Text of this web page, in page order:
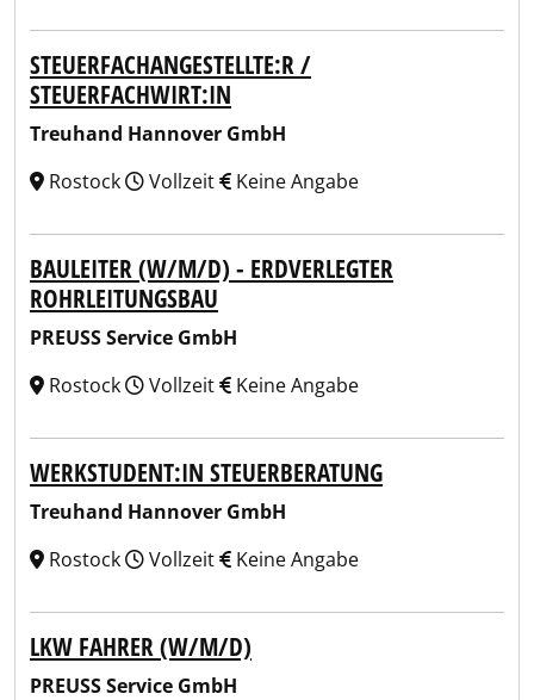
STEUERFACHANGESTELLTE:R /
STEUERFACHWIRT:IN
Treuhand Hannover GmbH
Rostock
Vollzeit Keine Angabe
BAULEITER (W/M/D) - ERDVERLEGTER
ROHRLEITUNGSBAU
PREUSS Service GmbH
Rostock
Vollzeit Keine Angabe
WERKSTUDENT:IN STEUERBERATUNG
Treuhand Hannover GmbH
Rostock
Vollzeit Keine Angabe
LKW FAHRER (W/M/D)
PREUSS Service GmbH